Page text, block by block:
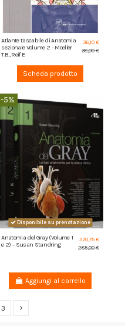
Atlante tascabile di Anatomia
sezionale Volume 2 - Moeller
T.B., Reif E
36,10 €
38,00 €
Scheda prodotto
-5%
Disponibile su prenotazione
Anatomia del Gray (Volume 1
e 2) - Susan Standring
270,75 €
285,00 €
Aggiungi al carrello
3